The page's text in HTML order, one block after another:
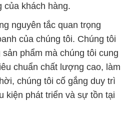
của khách hàng.
nguyên tắc quan trọng
của chúng tôi. Chúng tôi
phẩm mà chúng tôi cung
chuẩn chất lượng cao, làm
chúng tôi cố gắng duy trì
kiện phát triển và sự tồn tại